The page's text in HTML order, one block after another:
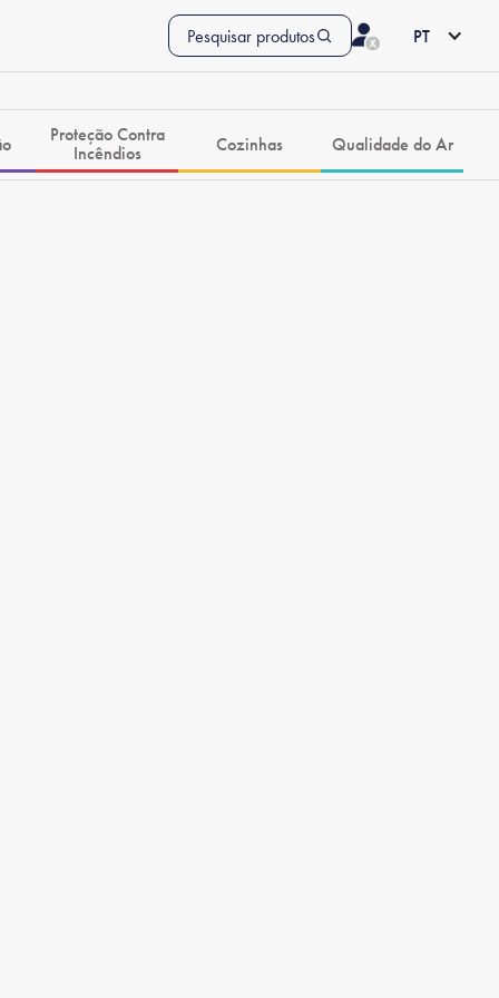
Pesquisar produtos PT
Proteção Contra
Incêndios
Cozinhas Qualidade do Ar